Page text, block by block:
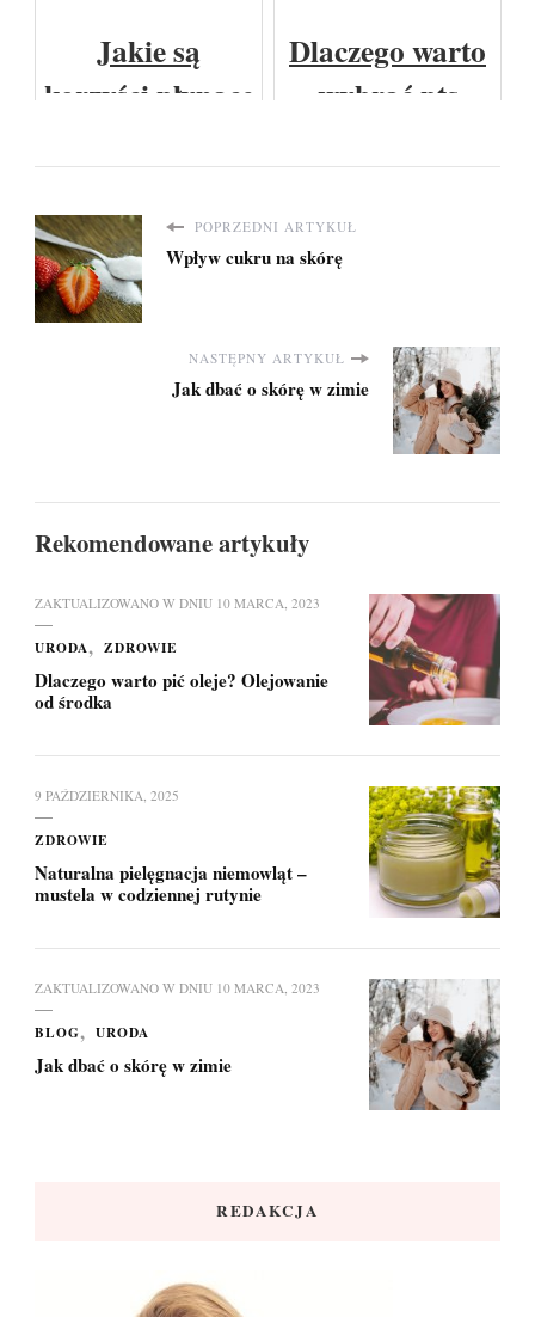
zamówienie
je do swojego
menu
Jakie są
korzyści płynące
warzyw i
owoców?
Dlaczego warto
wybrać pts
dostawcę
materiałów
POPRZEDNI ARTYKUŁ
Wpływ cukru na skórę
NASTĘPNY ARTYKUŁ
Jak dbać o skórę w zimie
Rekomendowane artykuły
ZAKTUALIZOWANO W DNIU 10 MARCA, 2023
URODA ZDROWIE
Dlaczego warto pić oleje? Olejowanie
od środka
9 PAŹDZIERNIKA, 2025
ZDROWIE
Naturalna pielęgnacja niemowląt –
mustela w codziennej rutynie
ZAKTUALIZOWANO W DNIU 10 MARCA, 2023
BLOG URODA
Jak dbać o skórę w zimie
REDAKCJA